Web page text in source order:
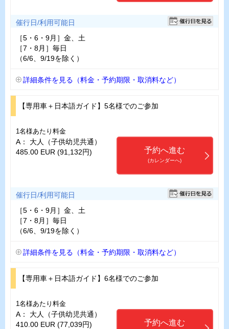
催行日/利用可能日
［5・6・9月］金、土
［7・8月］毎日
（6/6、9/19を除く）
詳細条件を見る（料金・予約期限・取消料など）
【専用車＋日本語ガイド】5名様でのご参加
1名様あたり料金
A： 大人（子供幼児共通）
485.00 EUR (91,132円)
予約へ進む
(カレンダーへ)
催行日/利用可能日
［5・6・9月］金、土
［7・8月］毎日
（6/6、9/19を除く）
詳細条件を見る（料金・予約期限・取消料など）
【専用車＋日本語ガイド】6名様でのご参加
1名様あたり料金
A： 大人（子供幼児共通）
410.00 EUR (77,039円)
予約へ進む